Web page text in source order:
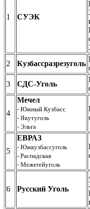
1 СУЭК
2 Кузбассразрезуголь
3 СДС-Уголь
4
Мечел
- Южный Кузбасс
- Якутуголь
- Эльга
5
ЕВРАЗ
- Южкузбассуголь
- Распадская
- Межегейуголь
6 Русский Уголь